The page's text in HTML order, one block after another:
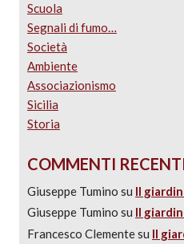
Scuola
Segnali di fumo…
Società
Ambiente
Associazionismo
Sicilia
Storia
COMMENTI
Giuseppe Tumino su Il
Giuseppe Tumino su Il
Francesco Clementesu Il